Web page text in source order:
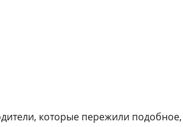
которые пережили подобное,